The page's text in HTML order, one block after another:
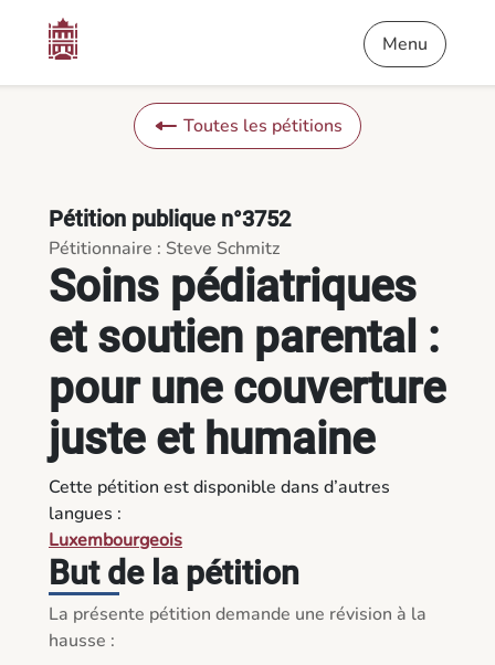
Soins pédiatriques et soutien parental : pour une couverture
Menu
Toutes les pétitions
Soins pédiatriques
et soutien parental :
pour une couverture
juste et humaine
Pétition publique n°3752
Pétitionnaire : Steve Schmitz
Cette pétition est disponible dans d’autres
langues :
Luxembourgeois
But de la pétition
La présente pétition demande une révision à la
hausse :